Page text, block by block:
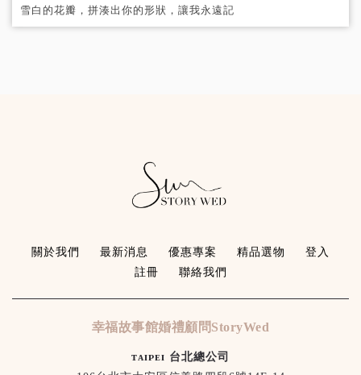
雪白的花瓣，拼湊出你的形狀，讓我永遠記
得我們在婚禮的這一天，閃耀動人的完美時
關於我們 最新消息 優惠專案 精品選物
登入
註冊
聯絡我們
幸福故事館婚禮顧問StoryWed
ᴛᴀɪᴘᴇɪ 台北總公司